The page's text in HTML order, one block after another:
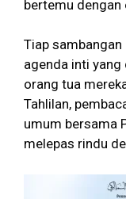
bertemu
Tiap sambangan
agenda inti
orang tua
Tahlilan,
umum bersama
melepas rindu